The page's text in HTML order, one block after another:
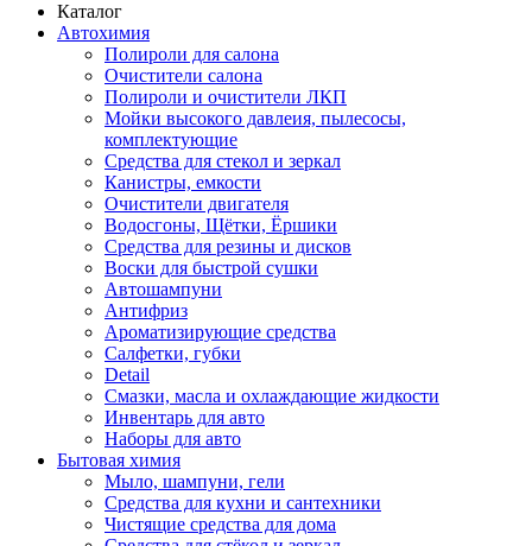
Каталог
Автохимия
Полироли для салона
Очистители салона
Полироли и очистители ЛКП
Мойки высокого давлеия, пылесосы,
комплектующие
Средства для стекол и зеркал
Канистры, емкости
Очистители двигателя
Водосгоны, Щётки, Ёршики
Средства для резины и дисков
Воски для быстрой сушки
Автошампуни
Антифриз
Ароматизирующие средства
Салфетки, губки
Detail
Смазки, масла и охлаждающие жидкости
Инвентарь для авто
Наборы для авто
Бытовая химия
Мыло, шампуни, гели
Средства для кухни и сантехники
Чистящие средства для дома